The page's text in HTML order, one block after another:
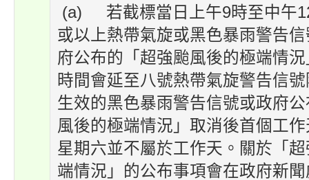
(a) 若截標當日上午9時至中午
或以上熱帶氣旋或黑色暴雨警告
府公布的「超強颱風後的極端情
時間會延至八號熱帶氣旋警告信
生效的黑色暴雨警告信號或政府
風後的極端情況」取消後首個工
星期六並不屬於工作天。關於「
端情況」的公布事項會在政府新